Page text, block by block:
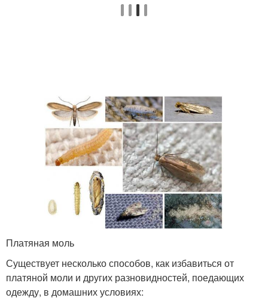
Платяная моль
Существует несколько способов, как избавиться от
платяной моли и других разновидностей, поедающих
одежду, в домашних условиях: